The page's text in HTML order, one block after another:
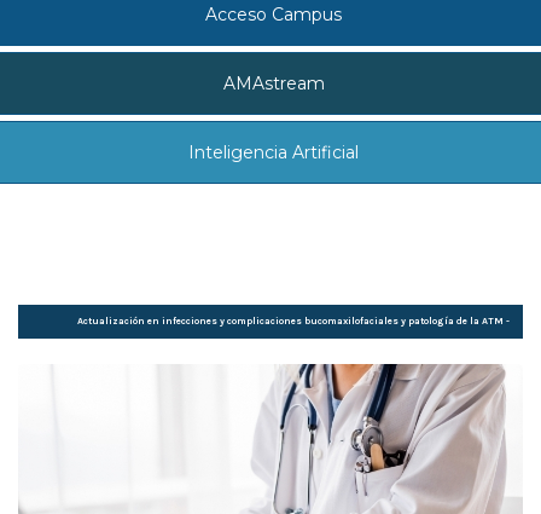
Acceso Campus
AMAstream
Inteligencia Artificial
Actualización en infecciones y complicaciones bucomaxilofaciales y patología de la ATM -